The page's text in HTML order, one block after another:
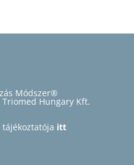
Módszer®
Hungary Kft.
itt